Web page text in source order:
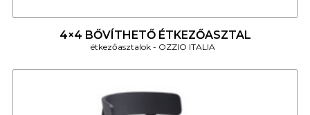
4×4 BŐVÍTHETŐ ÉTKEZŐASZTAL
étkezőasztalok OZZIO ITALIA